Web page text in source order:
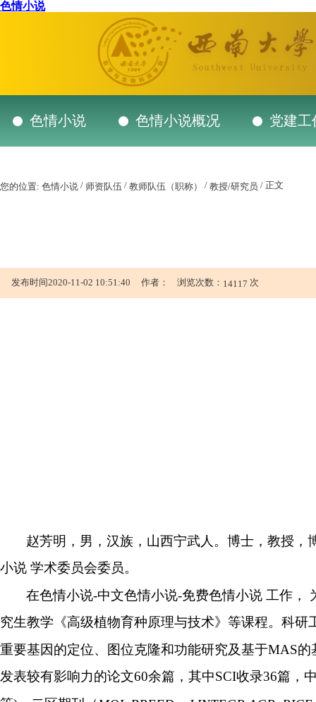
色情小说
色情小说 色情小说概况 党建工
您的位置: 色情小说 / 师资队伍 / 教师队伍（职称） / 教授/研究员 / 正文
发布时间2020-11-02 10:51:40 作者： 浏览次数： 14117 次
赵芳明，男，汉族，山西宁武人。博士，教授，
小说 学术委员会委员。
在色情小说-中文色情小说-免费色情小说 工作，
究生教学《高级植物育种原理与技术》等课程。科
重要基因的定位、图位克隆和功能研究及基于MAS的
发表较有影响力的论文60余篇，其中SCI收录36篇，